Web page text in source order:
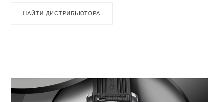
НАЙТИ ДИСТРИБЬЮТОРА